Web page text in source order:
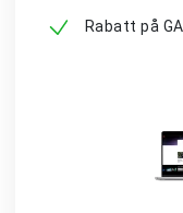
Rabatt på